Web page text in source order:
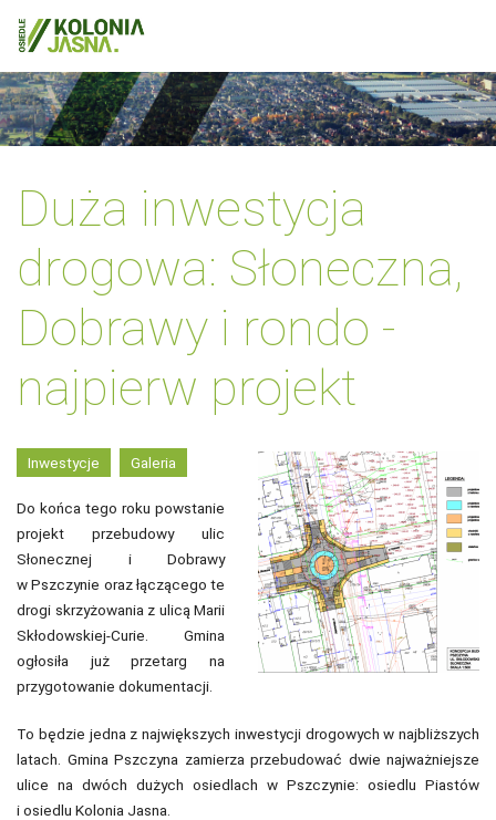
Duża inwestycja
drogowa: Słoneczna,
Dobrawy i rondo -
najpierw projekt
Inwestycje Galeria
Do końca tego roku powstanie
projekt przebudowy ulic
Słonecznej i Dobrawy
w Pszczynie oraz łączącego te
drogi skrzyżowania z ulicą Marii
Skłodowskiej-Curie. Gmina
ogłosiła już przetarg na
przygotowanie dokumentacji.
To będzie jedna z największych inwestycji drogowych w najbliższych
latach. Gmina Pszczyna zamierza przebudować dwie najważniejsze
ulice na dwóch dużych osiedlach w Pszczynie: osiedlu Piastów
i osiedlu Kolonia Jasna.